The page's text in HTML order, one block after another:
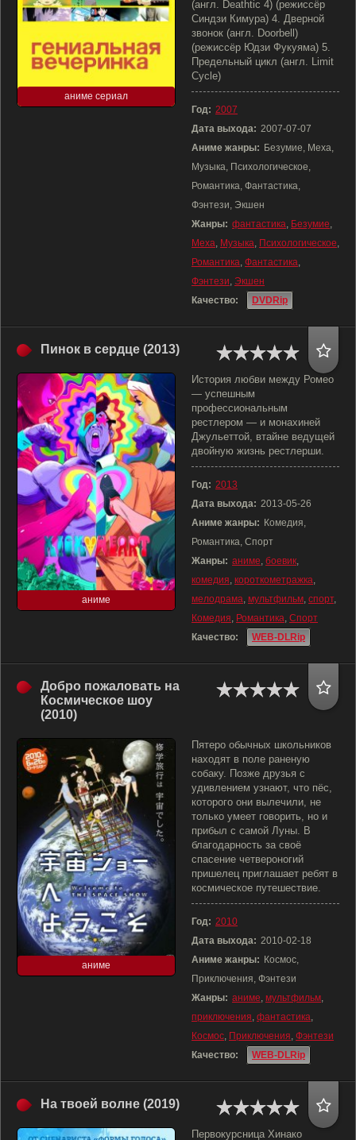
аниме сериал
(англ. Deathtic 4) (режиссёр
Синдзи Кимура) 4. Дверной
звонок (англ. Doorbell)
(режиссёр Юдзи Фукуяма) 5.
Предельный цикл (англ. Limit
Cycle)
Год: 2007
Дата выхода: 2007-07-07
Аниме жанры: Безумие, Меха,
Музыка, Психологическое,
Романтика, Фантастика,
Фэнтези, Экшен
Жанры: фантастика, Безумие,
Меха, Музыка, Психологическое,
Романтика, Фантастика,
Фэнтези, Экшен
Качество:
DVDRip
Пинок в сердце (2013)
аниме
История любви между Ромео
— успешным
профессиональным
рестлером — и монахиней
Джульеттой, втайне ведущей
двойную жизнь рестлерши.
Год: 2013
Дата выхода: 2013-05-26
Аниме жанры: Комедия,
Романтика, Спорт
Жанры: аниме, боевик,
комедия, короткометражка,
мелодрама, мультфильм, спорт,
Комедия, Романтика, Спорт
Качество:
WEB-DLRip
Добро пожаловать на
Космическое шоу
(2010)
аниме
Пятеро обычных школьников
находят в поле раненую
собаку. Позже друзья с
удивлением узнают, что пёс,
которого они вылечили, не
только умеет говорить, но и
прибыл с самой Луны. В
благодарность за своё
спасение четвероногий
пришелец приглашает ребят в
космическое путешествие.
Год: 2010
Дата выхода: 2010-02-18
Аниме жанры: Космос,
Приключения, Фэнтези
Жанры: аниме, мультфильм,
приключения, фантастика,
Космос, Приключения, Фэнтези
Качество:
WEB-DLRip
На твоей волне (2019)
Первокурсница Хинако